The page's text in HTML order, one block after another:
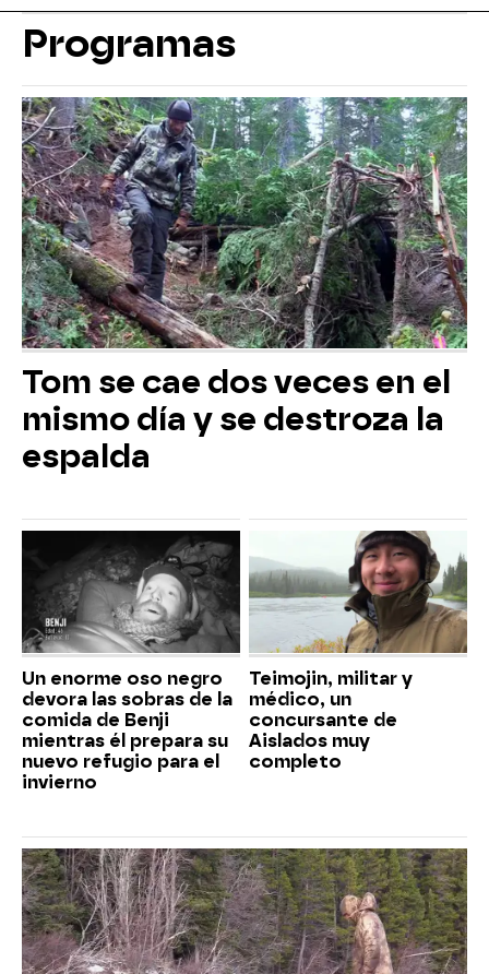
Programas
Tom se cae dos veces en el
mismo día y se destroza la
espalda
Un enorme oso negro
devora las sobras de la
comida de Benji
mientras él prepara su
nuevo refugio para el
invierno
Teimojin, militar y
médico, un
concursante de
Aislados muy
completo